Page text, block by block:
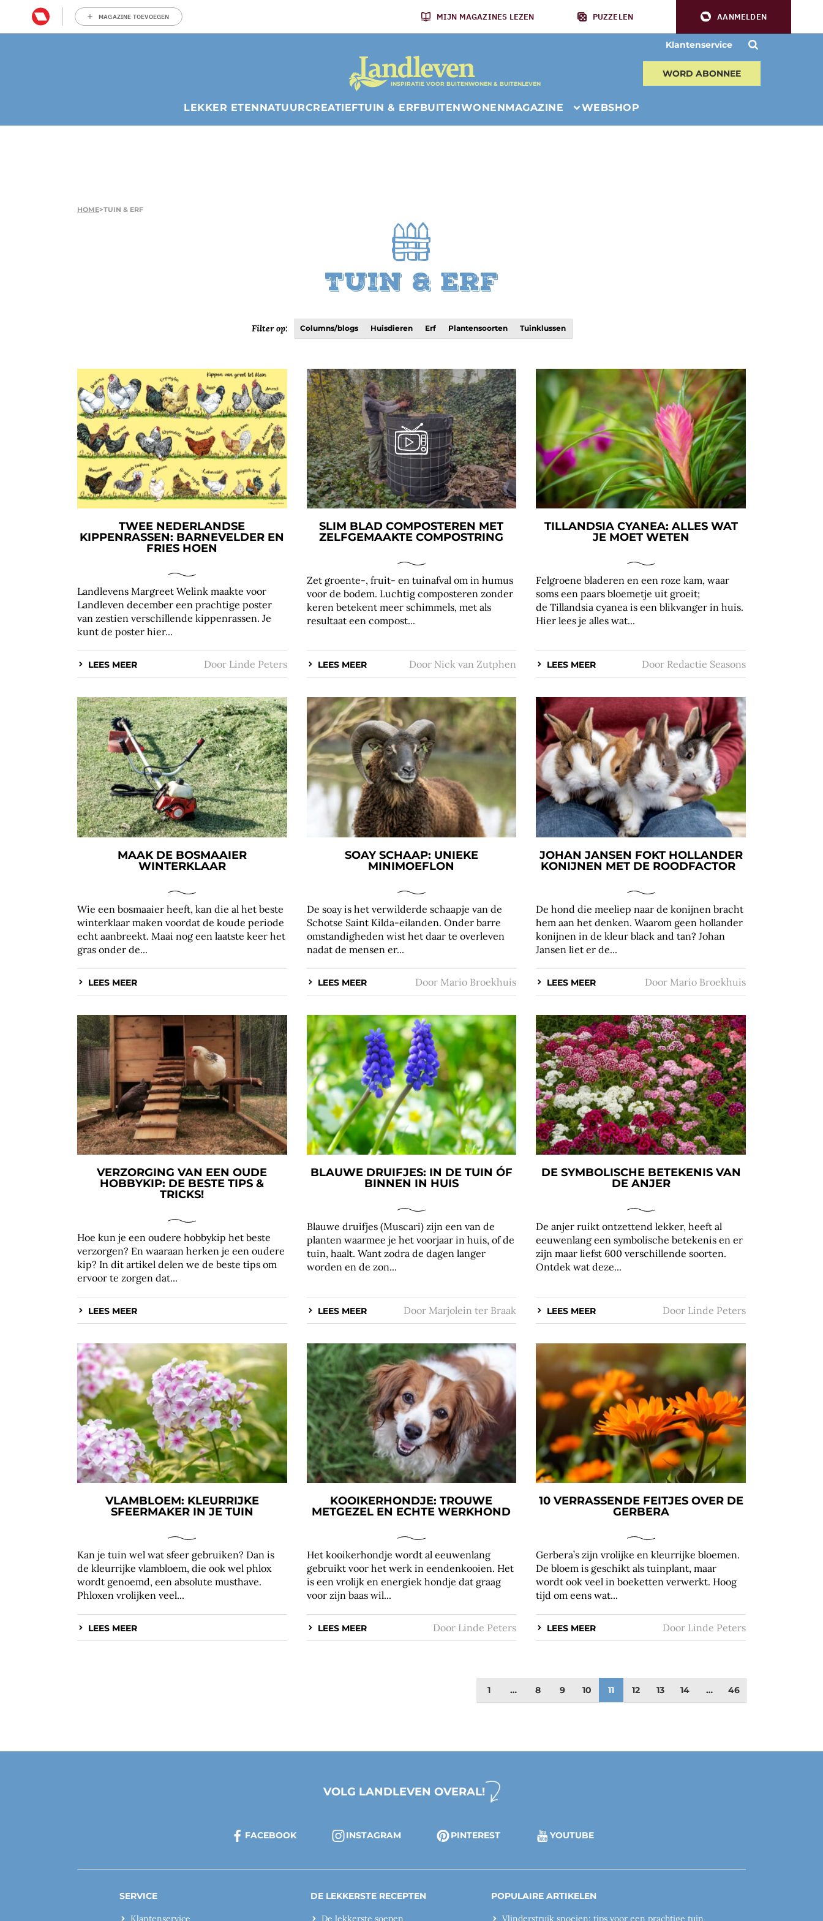
MAGAZINE TOEVOEGEN MIJN MAGAZINES LEZEN PUZZELEN AANMELDEN
Klantenservice
INSPIRATIE VOOR BUITENWONEN & BUITENLEVEN
WORD ABONNEE
LEKKER ETENNATUURCREATIEFTUIN & ERFBUITENWONENMAGAZINE WEBSHOP
HOME>TUIN & ERF
Tuin & Erf
Filter op: Columns/blogs Huisdieren Erf Plantensoorten Tuinklussen
TWEE NEDERLANDSE
KIPPENRASSEN: BARNEVELDER EN
FRIES HOEN
Landlevens Margreet Welink maakte voor
Landleven december een prachtige poster
van zestien verschillende kippenrassen. Je
kunt de poster hier...
LEES MEER Door Linde Peters
SLIM BLAD COMPOSTEREN MET
ZELFGEMAAKTE COMPOSTRING
Zet groente-, fruit- en tuinafval om in humus
voor de bodem. Luchtig composteren zonder
keren betekent meer schimmels, met als
resultaat een compost...
LEES MEER Door Nick van Zutphen
TILLANDSIA CYANEA: ALLES WAT
JE MOET WETEN
Felgroene bladeren en een roze kam, waar
soms een paars bloemetje uit groeit;
de Tillandsia cyanea is een blikvanger in huis.
Hier lees je alles wat...
LEES MEER Door Redactie Seasons
MAAK DE BOSMAAIER
WINTERKLAAR
Wie een bosmaaier heeft, kan die al het beste
winterklaar maken voordat de koude periode
echt aanbreekt. Maai nog een laatste keer het
gras onder de...
LEES MEER
SOAY SCHAAP: UNIEKE
MINIMOEFLON
De soay is het verwilderde schaapje van de
Schotse Saint Kilda-eilanden. Onder barre
omstandigheden wist het daar te overleven
nadat de mensen er...
LEES MEER Door Mario Broekhuis
JOHAN JANSEN FOKT HOLLANDER
KONIJNEN MET DE ROODFACTOR
De hond die meeliep naar de konijnen bracht
hem aan het denken. Waarom geen hollander
konijnen in de kleur black and tan? Johan
Jansen liet er de...
LEES MEER Door Mario Broekhuis
VERZORGING VAN EEN OUDE
HOBBYKIP: DE BESTE TIPS &
TRICKS!
Hoe kun je een oudere hobbykip het beste
verzorgen? En waaraan herken je een oudere
kip? In dit artikel delen we de beste tips om
ervoor te zorgen dat...
LEES MEER
BLAUWE DRUIFJES: IN DE TUIN ÓF
BINNEN IN HUIS
Blauwe druifjes (Muscari) zijn een van de
planten waarmee je het voorjaar in huis, of de
tuin, haalt. Want zodra de dagen langer
worden en de zon...
LEES MEER Door Marjolein ter Braak
DE SYMBOLISCHE BETEKENIS VAN
DE ANJER
De anjer ruikt ontzettend lekker, heeft al
eeuwenlang een symbolische betekenis en er
zijn maar liefst 600 verschillende soorten.
Ontdek wat deze...
LEES MEER Door Linde Peters
VLAMBLOEM: KLEURRIJKE
SFEERMAKER IN JE TUIN
Kan je tuin wel wat sfeer gebruiken? Dan is
de kleurrijke vlambloem, die ook wel phlox
wordt genoemd, een absolute musthave.
Phloxen vrolijken veel...
LEES MEER
KOOIKERHONDJE: TROUWE
METGEZEL EN ECHTE WERKHOND
Het kooikerhondje wordt al eeuwenlang
gebruikt voor het werk in eendenkooien. Het
is een vrolijk en energiek hondje dat graag
voor zijn baas wil...
LEES MEER Door Linde Peters
10 VERRASSENDE FEITJES OVER DE
GERBERA
Gerbera’s zijn vrolijke en kleurrijke bloemen.
De bloem is geschikt als tuinplant, maar
wordt ook veel in boeketten verwerkt. Hoog
tijd om eens wat...
LEES MEER Door Linde Peters
1 … 8 9 10 11 12 13 14 … 46
VOLG LANDLEVEN OVERAL!
FACEBOOK INSTAGRAM PINTEREST YOUTUBE
SERVICE
Klantenservice
DE LEKKERSTE RECEPTEN
De lekkerste soepen
POPULAIRE ARTIKELEN
Vlinderstruik snoeien: tips voor een prachtige tuin